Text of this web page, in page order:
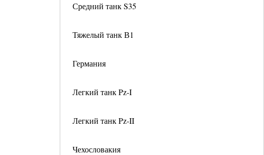
Средний танк S35
Тяжелый танк В1
Германия
Легкий танк Pz-I
Легкий танк Pz-II
Чехословакия